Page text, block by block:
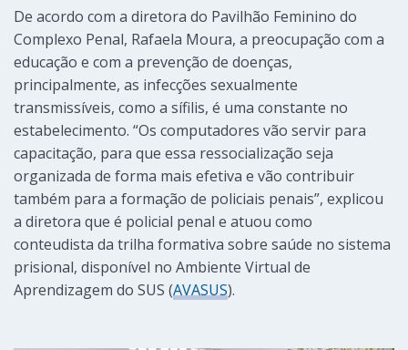
De acordo com a diretora do Pavilhão Feminino do
Complexo Penal, Rafaela Moura, a preocupação com a
educação e com a prevenção de doenças,
principalmente, as infecções sexualmente
transmissíveis, como a sífilis, é uma constante no
estabelecimento. “Os computadores vão servir para
capacitação, para que essa ressocialização seja
organizada de forma mais efetiva e vão contribuir
também para a formação de policiais penais”, explicou
a diretora que é policial penal e atuou como
conteudista da trilha formativa sobre saúde no sistema
prisional, disponível no Ambiente Virtual de
Aprendizagem do SUS (AVASUS).